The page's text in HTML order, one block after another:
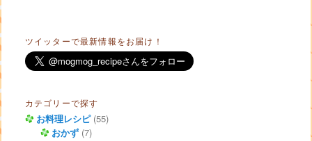
ツイッターで最新情報をお届け！
カテゴリーで探す
お料理レシピ(55)
おかず (7)